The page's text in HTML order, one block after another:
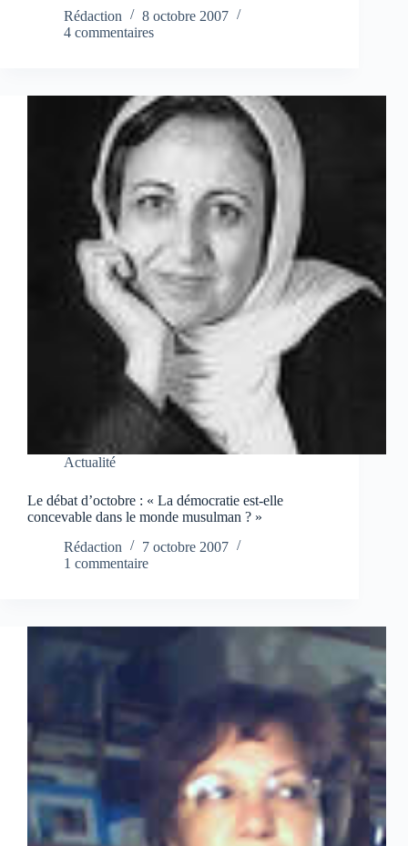
Rédaction
8 octobre 2007
4 commentaires
Actualité
Le débat d’octobre : « La démocratie est-elle
concevable dans le monde musulman ? »
Rédaction
7 octobre 2007
1 commentaire